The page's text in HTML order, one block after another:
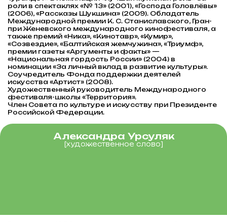
роли в спектаклях «№ 13» (2001), «Господа Головлёвы»
(2006), «Рассказы Шукшина» (2009). Обладатель
Международной премии К. С. Станиславского, Гран-
при Женевского международного кинофестиваля, а
также премий «Ника», «Кинотавр», «Кумир»,
«Созвездие», «Балтийская жемчужина», «Триумф»,
премии газеты «Аргументы и факты» —
«Национальная гордость России» (2004) в
номинации «За личный вклад в развитие культуры».
Соучредитель Фонда поддержки деятелей
искусства «Артист» (2008).
Художественный руководитель Международного
фестиваля-школы «Территория».
Член Совета по культуре и искусству при Президенте
Российской Федерации.
Александра Урсуляк
[художественное слово]